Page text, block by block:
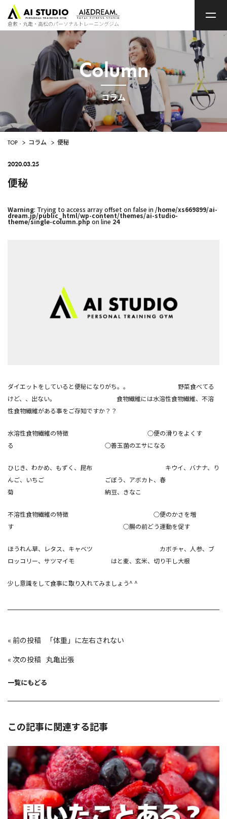
ッ
ペ
ー
ジ
倉敷・丸亀・高松のパーソナルトレーニングジム
Column
コラム
TOP > コラム > 便秘
2020.03.25
便秘
Warning: Trying to access array offset on false in /home/xs669899/ai-
dream.jp/public_html/wp-content/themes/ai-studio-
theme/single-column.php on line 24
ダイエットをしていると便秘になりがち。。 野菜食べてる
けど、、出ない。 食物繊維には水溶性食物繊維、不溶
性食物繊維がある事をご存知ですか？？
水溶性食物繊維の特徴 ○便の滑りをよくす
る ○善玉菌のエサになる
ひじき、わかめ、もずく、昆布 キウイ、バナナ、り
んご、いちご ごぼう、アボカト、春
菊 納豆、きなこ
不溶性食物繊維の特徴 ○便のかさを増
す ○腸の前どう運動を促す
ほうれん草、レタス、キャベツ カボチャ、人参、ブ
ロッコリー、サツマイモ はと麦、玄米、切り干し大根
少し意識をして食事に取り入れてみましょう^ ^
投
稿
ゲ
ョ
«
「体重」に左右されない
«
丸亀出張
一覧にもどる
この記事に関連する記事